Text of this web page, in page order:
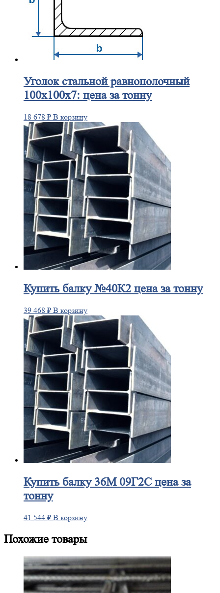
Уголокстальной равнополочный
100х100х7: цена за тонну
18 678 ₽ В корзину
Купитьбалку №40К2 цена за тонну
39 468 ₽ В корзину
Купитьбалку 36М 09Г2С цена за
тонну
41 544 ₽ В корзину
Похожие товары